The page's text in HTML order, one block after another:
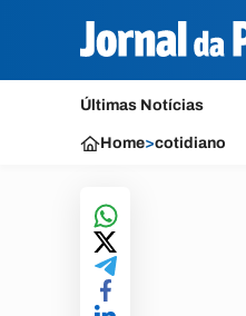
Últimas Notícias
Home>cotidiano